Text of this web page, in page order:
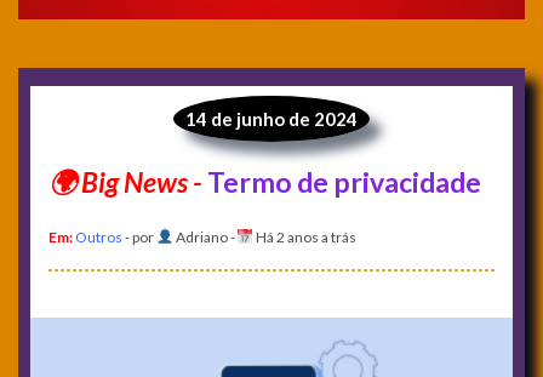
14 de junho de 2024
Termo de privacidade
Em: Outros - por Adriano- Há 2 anos a trás